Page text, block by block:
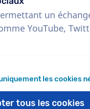
des voix off
en contact
nous un e-
un
YouTube,
les cookies
tous les cookies